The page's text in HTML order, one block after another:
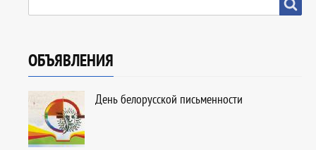
ОБЪЯВЛЕНИЯ
День белорусской письменности